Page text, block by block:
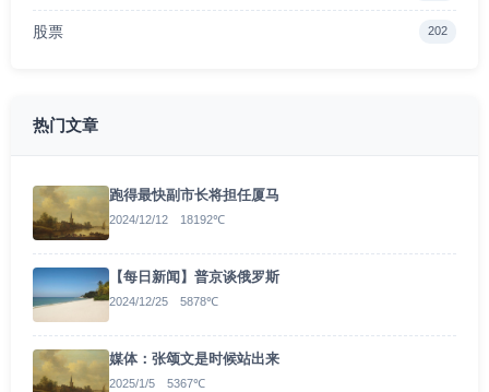
股票 202
热门文章
跑得最快副市长将担任厦马
2024/12/12 18192℃
【每日新闻】普京谈俄罗斯
2024/12/25 5878℃
媒体：张颂文是时候站出来
2025/1/5 5367℃